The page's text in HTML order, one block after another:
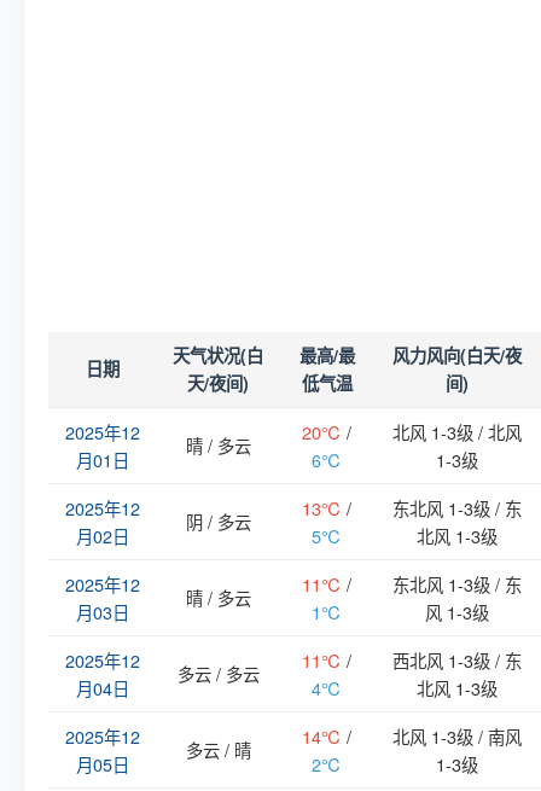
日期
天气状况(白
天/夜间)
最高/最
低气温
风力风向(白天/夜
间)
2025年12
月01日
晴 / 多云
20℃ /
6℃
北风 1-3级 / 北风
1-3级
2025年12
月02日
阴 / 多云
13℃ /
5℃
东北风 1-3级 / 东
北风 1-3级
2025年12
月03日
晴 / 多云
11℃ /
1℃
东北风 1-3级 / 东
风 1-3级
2025年12
月04日
多云 / 多云
11℃ /
4℃
西北风 1-3级 / 东
北风 1-3级
2025年12
月05日
多云 / 晴
14℃ /
2℃
北风 1-3级 / 南风
1-3级